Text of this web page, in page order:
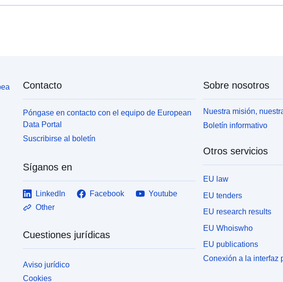
Contacto
Póngase en contacto con el equipo de European
Data Portal
Suscribirse al boletín
Síganos en
LinkedIn Facebook
Youtube
Other
Cuestiones jurídicas
Aviso jurídico
Cookies
Sobre nosotros
Nuestra misión,
Boletín informativo
Otros servicios
EU law
EU tenders
EU research results
EU Whoiswho
EU publications
Conexión a la interfaz